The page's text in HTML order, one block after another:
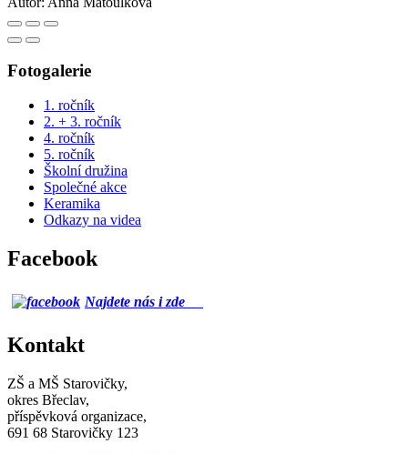
Fotogalerie
1. ročník
2. + 3. ročník
4. ročník
5. ročník
Školní družina
Společné akce
Keramika
Odkazy na videa
Facebook
Najdete nás i zde
Kontakt
ZŠ a MŠ Starovičky,
okres Břeclav,
příspěvková organizace,
691 68 Starovičky 123